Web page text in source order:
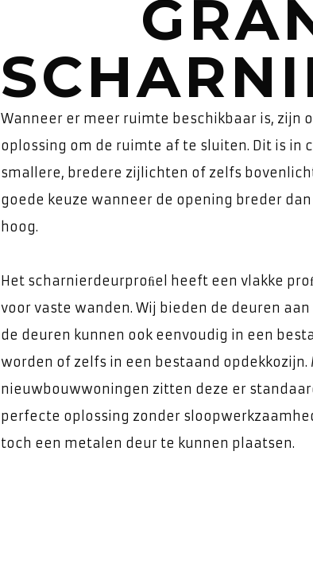
Wanneer er meer ruimte beschikbaar is, zijn
oplossing om de ruimte af te sluiten. Dit is in
smallere, bredere zijlichten of zelfs
goede keuze wanneer de opening breder
hoog.
Het scharnierdeurproﬁel heeft een vlakke
voor vaste wanden. Wij bieden de deuren
de deuren kunnen ook eenvoudig in een
worden of zelfs in een bestaand opdekkozijn.
nieuwbouwwoningen zitten deze er
perfecte oplossing zonder
toch een metalen deur te kunnen plaatsen.